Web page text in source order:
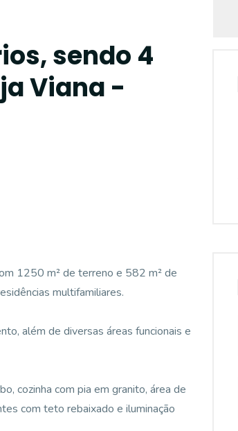
sendo 4
Viana -
1250 m² de terreno e 582 m² de
multifamiliares.
além de diversas áreas funcionais e
cozinha com pia em granito, área de
com teto rebaixado e iluminação